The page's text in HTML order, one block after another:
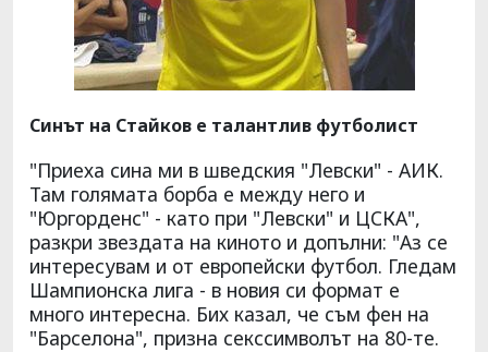
Синът на Стайков е талантлив футболист
"Приеха сина ми в шведския "Левски" - АИК.
Там голямата борба е между него и
"Юргорденс" - като при "Левски" и ЦСКА",
разкри звездата на киното и допълни: "Аз се
интересувам и от европейски футбол. Гледам
Шампионска лига - в новия си формат е
много интересна. Бих казал, че съм фен на
"Барселона", призна секссимволът на 80-те.